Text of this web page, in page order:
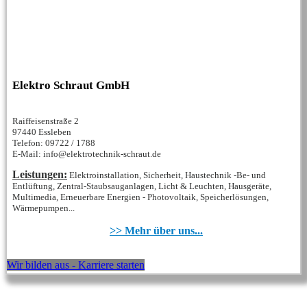
Elektro Schraut GmbH
Raiffeisenstraße 2
97440 Essleben
Telefon: 09722 / 1788
E-Mail: info@elektrotechnik-schraut.de
Leistungen: Elektroinstallation, Sicherheit, Haustechnik -Be- und
Entlüftung, Zentral-Staubsauganlagen, Licht & Leuchten, Hausgeräte,
Multimedia, Erneuerbare Energien - Photovoltaik, Speicherlösungen,
Wärmepumpen...
>> Mehr über uns...
Wir bilden aus - Karriere starten